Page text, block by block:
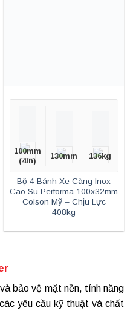
100mm
(4in)
130mm 136kg
Bộ 4 Bánh Xe Càng Inox
Cao Su Performa 100x32mm
Colson Mỹ – Chịu Lực
408kg
bảo vệ mặt nền, tính năng
yêu cầu kỹ thuật và chất